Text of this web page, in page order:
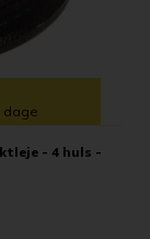
dage
- 4 huls -